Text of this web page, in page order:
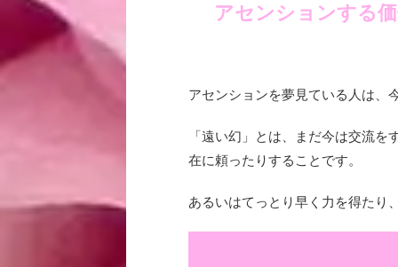
アセンションする
アセンションを夢見ている人は、
「遠い幻」とは、まだ今は交流
在に頼ったりすることです。
あるいはてっとり早く力を得たり